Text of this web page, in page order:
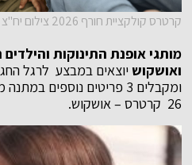
קרטרס קולקציית חורף 2026 צילום יח"צ חו"ל
מותגי אופנת התינוקות
ואושקוש יוצאים במבצע לרגל
26 קרטרס – אושקוש.